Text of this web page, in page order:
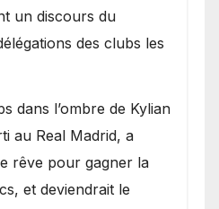
un discours du
des clubs les
dans l’ombre de Kylian
au Real Madrid, a
rêve pour gagner la
et deviendrait le